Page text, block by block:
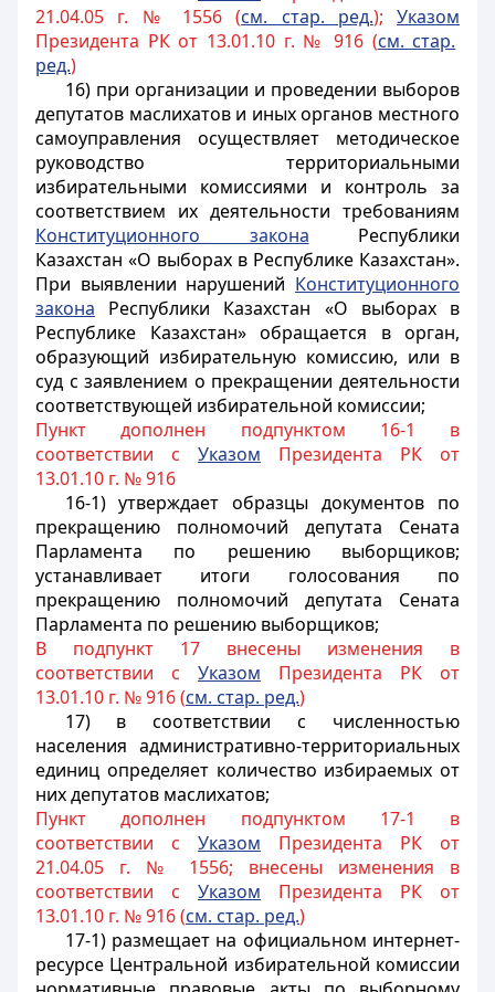
21.04.05 г. № 1556 (см. стар. ред.); Указом
Президента РК от 13.01.10 г. № 916 (см. стар.
ред.)
16) при организации и проведении выборов
депутатов маслихатов и иныхорганов местного
самоуправления осуществляет методическое
руководство территориальными
избирательными комиссиями и контроль за
соответствием их деятельности требованиям
Конституционного закона Республики
Казахстан «О выборах в Республике Казахстан».
При выявлении нарушений Конституционного
закона Республики Казахстан «О выборах в
Республике Казахстан» обращается в орган,
образующий избирательную комиссию, или в
суд с заявлением о прекращении деятельности
соответствующей избирательной комиссии;
Пункт дополнен подпунктом 16-1 в
соответствии с Указом Президента РК от
13.01.10 г. № 916
16-1) утверждает образцы документов по
прекращению полномочий депутата Сената
Парламента по решению выборщиков;
устанавливает итоги голосования по
прекращению полномочий депутата Сената
Парламента по решению выборщиков;
В подпункт 17 внесены изменения в
соответствии с Указом Президента РК от
13.01.10 г. № 916 (см. стар. ред.)
17) в соответствии с численностью
населения административно-территориальных
единиц определяет количество избираемых от
них депутатов маслихатов;
Пункт дополнен подпунктом 17-1 в
соответствии с Указом Президента РК от
21.04.05 г. № 1556; внесены изменения в
соответствии с Указом Президента РК от
13.01.10 г. № 916 (см. стар. ред.)
17-1) размещает на официальном интернет-
ресурсе Центральной избирательной комиссии